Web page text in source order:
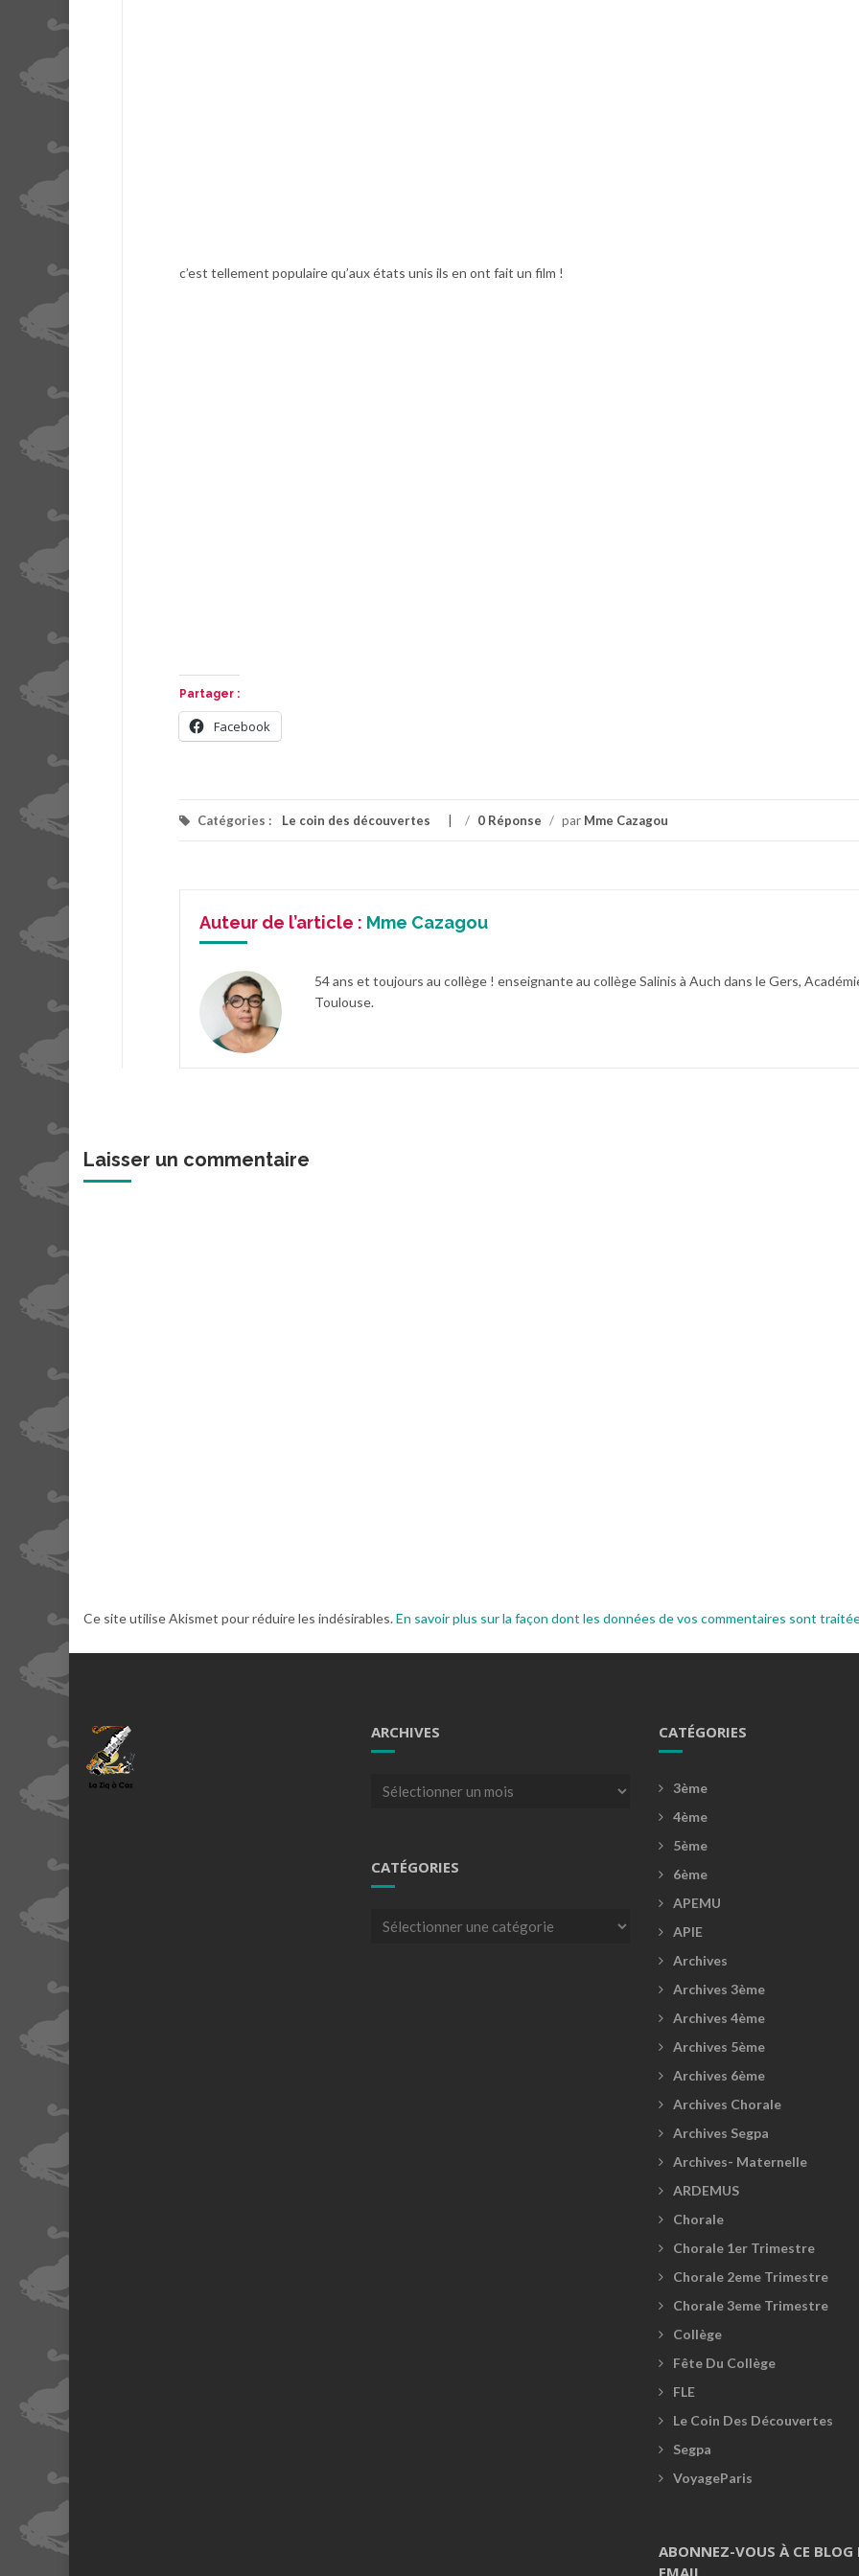
c’est tellement populaire qu’aux états unis ils en ont fait un film !
Partager :
Facebook
Catégories : Le coin des découvertes / 0 Réponse / par Mme Cazagou
Auteur de l’article : Mme Cazagou
54 ans et toujours au collège ! enseignante au collège Salinis à Auch dans le Gers,
Toulouse.
Laisser un commentaire
Ce site utilise Akismet pour réduire les indésirables.En savoir plus sur la façon dont les données de vos commentaires sont
ARCHIVES
Archives
CATÉGORIES
Catégories
CATÉGORIES
3ème
4ème
5ème
6ème
APEMU
APIE
Archives
Archives 3ème
Archives 4ème
Archives 5ème
Archives 6ème
Archives Chorale
Archives Segpa
Archives- Maternelle
ARDEMUS
Chorale
Chorale 1er Trimestre
Chorale 2eme Trimestre
Chorale 3eme Trimestre
Collège
Fête Du Collège
FLE
Le Coin Des Découvertes
Segpa
VoyageParis
ABONNEZ-VOUS À CE BLOG
EMAIL.